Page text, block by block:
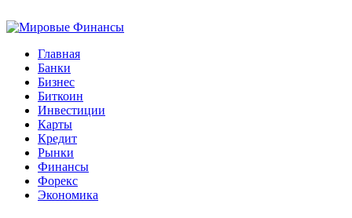
Главная
Банки
Бизнес
Биткоин
Инвестиции
Карты
Кредит
Рынки
Финансы
Форекс
Экономика